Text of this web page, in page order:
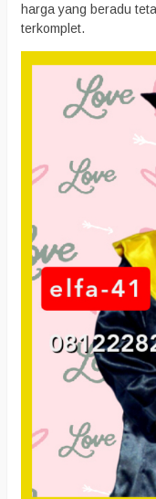
harga yang beradu
terkomplet.